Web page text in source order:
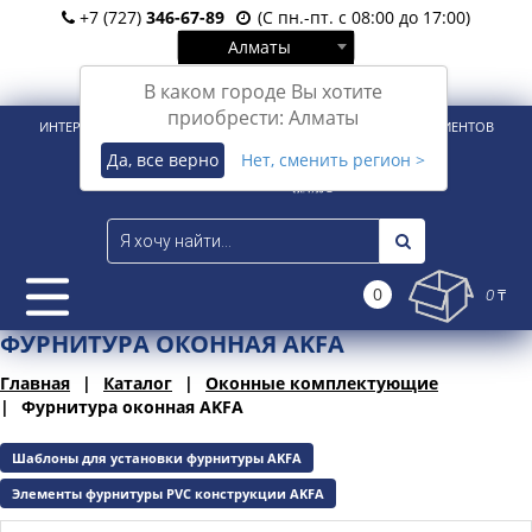
+7 (727) 346-67-89
(С пн.-пт. с 08:00 до 17:00)
Алматы
В каком городе Вы хотите
приобрести: Алматы
Да, все верно Нет, сменить регион >
Вход Регистрация
ИНТЕРНЕТ-МАГАЗИН ДЛЯ РОЗНИЧНЫХ И КОРПОРАТИВНЫХ КЛИЕНТОВ
0 0 ₸
ФУРНИТУРА ОКОННАЯ AKFA
Главная Каталог
Оконные комплектующие
Фурнитура оконная AKFA
Шаблоны для установки фурнитуры AKFA
Элементы фурнитуры PVC конструкции AKFA